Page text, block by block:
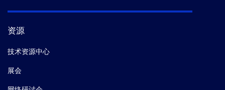
资源
技术资源中心
展会